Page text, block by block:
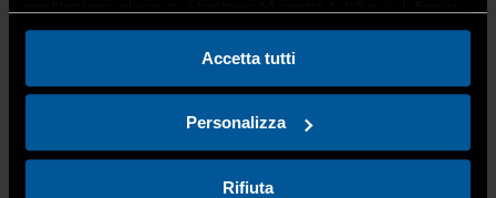
Accetta tutti
Personalizza
Rifiuta
Nel terzo incontro della sessione autunnale del percorso
“Pulitore Qualificato 2026” avrai l’opportunità di
conoscere l’azienda francese
con sede italiana a
Genova.